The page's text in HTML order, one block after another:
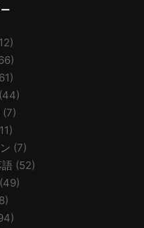
(44)
(7)
(7)
(52)
(49)